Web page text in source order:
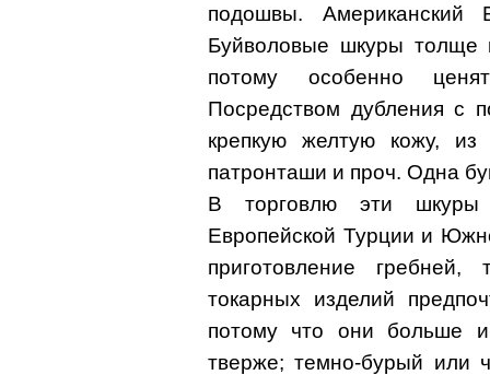
подошвы.
Буйволовые шкуры толще
потому особенно
Посредством дубления с
крепкую желтую кожу,
патронташи и проч. Одна
В торговлю эти шкуры
Европейской Турции и
приготовление
токарных изделий
потому что они больше
тверже; темно-бурый или